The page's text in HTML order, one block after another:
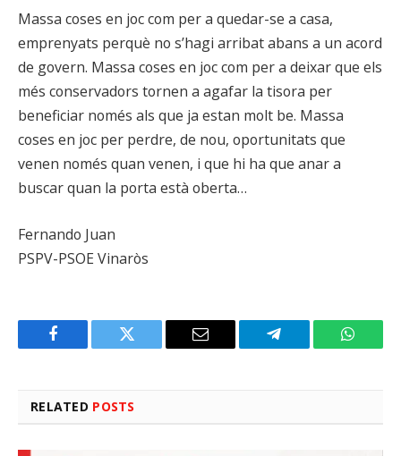
Massa coses en joc com per a quedar-se a casa,
emprenyats perquè no s’hagi arribat abans a un acord
de govern. Massa coses en joc com per a deixar que els
més conservadors tornen a agafar la tisora per
beneficiar només als que ja estan molt be. Massa
coses en joc per perdre, de nou, oportunitats que
venen només quan venen, i que hi ha que anar a
buscar quan la porta està oberta…
Fernando Juan
PSPV-PSOE Vinaròs
Facebook Twitter Email Telegram
RELATED POSTS